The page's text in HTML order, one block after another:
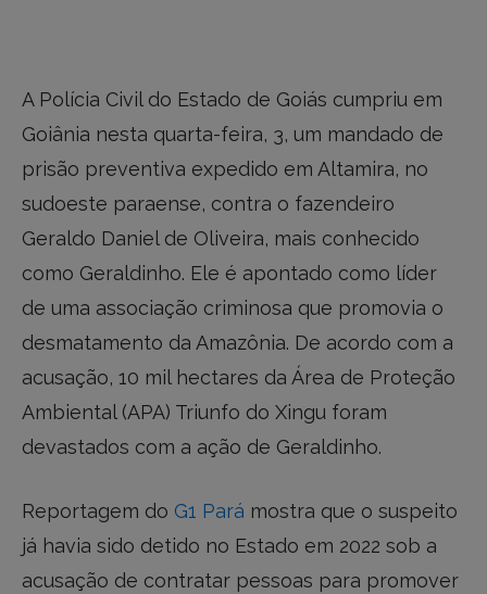
A Polícia Civil do Estado de Goiás cumpriu em
Goiânia nesta quarta-feira, 3, um mandado de
prisão preventiva expedido em Altamira, no
sudoeste paraense, contra o fazendeiro
Geraldo Daniel de Oliveira, mais conhecido
como Geraldinho. Ele é apontado como líder
de uma associação criminosa que promovia o
desmatamento da Amazônia. De acordo com a
acusação, 10 mil hectares da Área de Proteção
Ambiental (APA) Triunfo do Xingu foram
devastados com a ação de Geraldinho.
Reportagem do G1 Pará mostra que o suspeito
já havia sido detido no Estado em 2022 sob a
acusação de contratar pessoas para promover